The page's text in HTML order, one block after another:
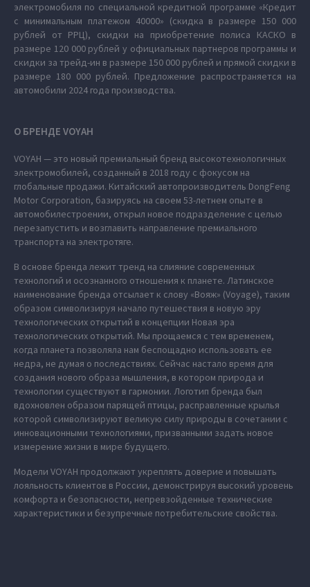
электромобиля по специальной кредитной программе «Кредит
c минимальным платежом 40000» (скидка в размере 150 000
рублей от РРЦ), скидки на приобретение полиса КАСКО в
размере 120 000 рублей у официальных партнеров программы и
скидки за трейд-ин в размере 150 000 рублей и прямой скидки в
размере 180 000 рублей. Предложение распространяется на
автомобили 2024 года производства.
О БРЕНДЕ VOYAH
VOYAH — это новый премиальный бренд высокотехнологичных
электромобилей, созданный в 2018 году с фокусом на
глобальные продажи. Китайский автопроизводитель DongFeng
Motor Corporation, базируясь на своем 53-летнем опыте в
автомобилестроении, открыл новое подразделение с целью
перезапустить и возглавить направление премиального
транспорта на электротяге.
В основе бренда лежит тренд на слияние современных
технологий и осознанного отношения к планете. Латинское
наименование бренда отсылает к слову «Вояж» (Voyage), таким
образом символизируя начало путешествия в новую эру
технологических открытий в концепции Новая эра
технологических открытий. Мы прощаемся с тем временем,
когда планета позволяла нам беспощадно использовать ее
недра, не думая о последствиях. Сейчас настало время для
создания нового образа мышления, в котором природа и
технологии существуют в гармонии. Логотип бренда был
вдохновлен образом парящей птицы, расправленные крылья
которой символизируют великую силу природы в сочетании с
инновационными технологиями, призванными задать новое
измерение жизни в мире будущего.
Модели VOYAH продолжают укреплять доверие и повышать
лояльность клиентов в России, демонстрируя высокий уровень
комфорта и безопасности, непревзойденные технические
характеристики и безупречные потребительские свойства.